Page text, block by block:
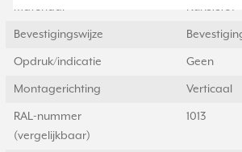
Materiaal Kunststof
Bevestigingswijze
Opdruk/indicatie Geen
Montagerichting Verticaal
RAL-nummer
(vergelijkbaar)
1013